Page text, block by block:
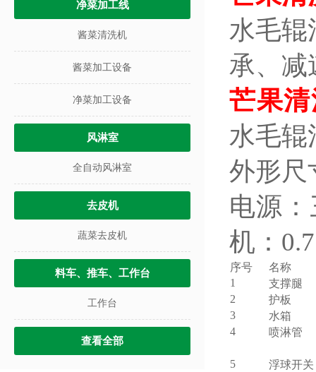
净菜加工线
酱菜清洗机
酱菜加工设备
净菜加工设备
风淋室
全自动风淋室
去皮机
蔬菜去皮机
料车、推车、工作台
工作台
查看全部
水毛辊
承、减
芒果
水毛辊
外形尺
电源
机：
序号
名称
1
支撑腿
2
护板
3
水箱
4
喷淋管
5
浮球开关